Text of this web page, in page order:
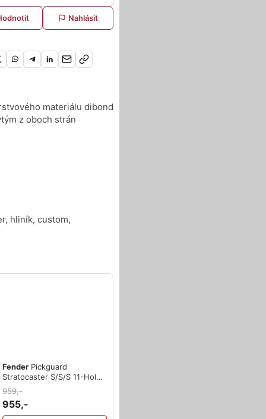
Nahlásit
materiálu dibond
z oboch strán
hliník, custom,
Fender Pickguard
Stratocaster S/S/S 11-Hole
Mount Parchment P/B/P 3-
Pl
959,-
955,-